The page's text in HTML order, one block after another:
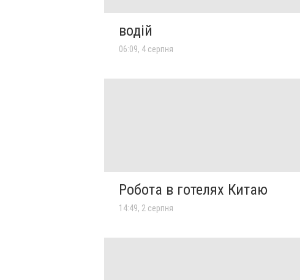
водій
06:09, 4 серпня
Робота в готелях Китаю
14:49, 2 серпня